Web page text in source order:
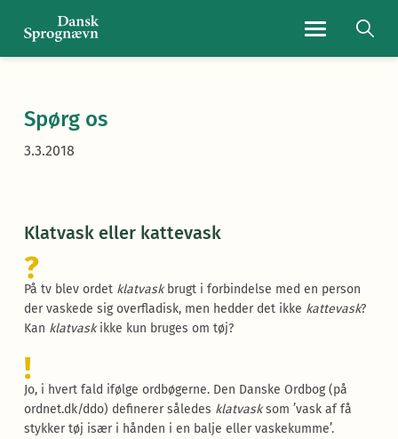
Spørg os
3.3.2018
Klatvask eller kattevask
?
På tv blev ordet klatvaskbrugt i forbindelse med en person
der vaskede sig overfladisk, men hedder det ikke kattevask?
Kan klatvaskikke kun bruges om tøj?
!
Jo, i hvert fald ifølge ordbøgerne. Den Danske Ordbog (på
ordnet.dk/ddo) definerer således klatvasksom ’vask af få
stykker tøj især i hånden i en balje eller vaskekumme’.